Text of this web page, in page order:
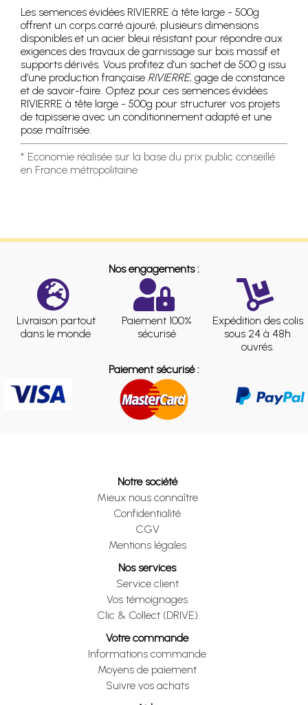
Les semences évidées RIVIERRE à tête large - 500g
offrent un corps carré ajouré, plusieurs dimensions
disponibles et un acier bleui résistant pour répondre aux
exigences des travaux de garnissage sur bois massif et
supports dérivés. Vous profitez d’un sachet de 500 g issu
d’une production française RIVIERRE, gage de constance
et de savoir-faire. Optez pour ces semences évidées
RIVIERRE à tête large - 500g pour structurer vos projets
de tapisserie avec un conditionnement adapté et une
pose maîtrisée.
* Economie réalisée sur la base du prix public conseillé
en France métropolitaine
Nos engagements :
Livraison partout
dans le monde
Paiement 100%
sécurisé
Expédition des colis
sous 24 à 48h
ouvrés.
Paiement sécurisé :
Notre société
Mieux nous connaître
Confidentialité
CGV
Mentions légales
Nos services
Service client
Vos témoignages
Clic & Collect (DRIVE)
Votre commande
Informations commande
Moyens de paiement
Suivre vos achats